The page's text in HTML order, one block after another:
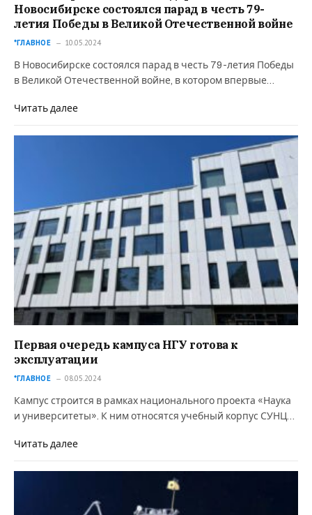
Новосибирске состоялся парад в честь 79-
летия Победы в Великой Отечественной войне
*ГЛАВНОЕ 10.05.2024
В Новосибирске состоялся парад в честь 79-летия Победы
в Великой Отечественной войне, в котором впервые…
Читать далее
Первая очередь кампуса НГУ готова к
эксплуатации
*ГЛАВНОЕ 08.05.2024
Кампус строится в рамках национального проекта «Наука
и университеты». К ним относятся учебный корпус СУНЦ…
Читать далее